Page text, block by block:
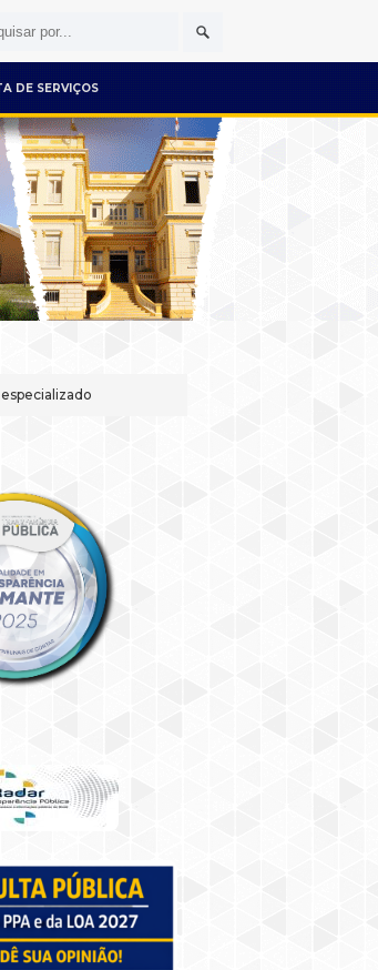
DE SERVIÇOS